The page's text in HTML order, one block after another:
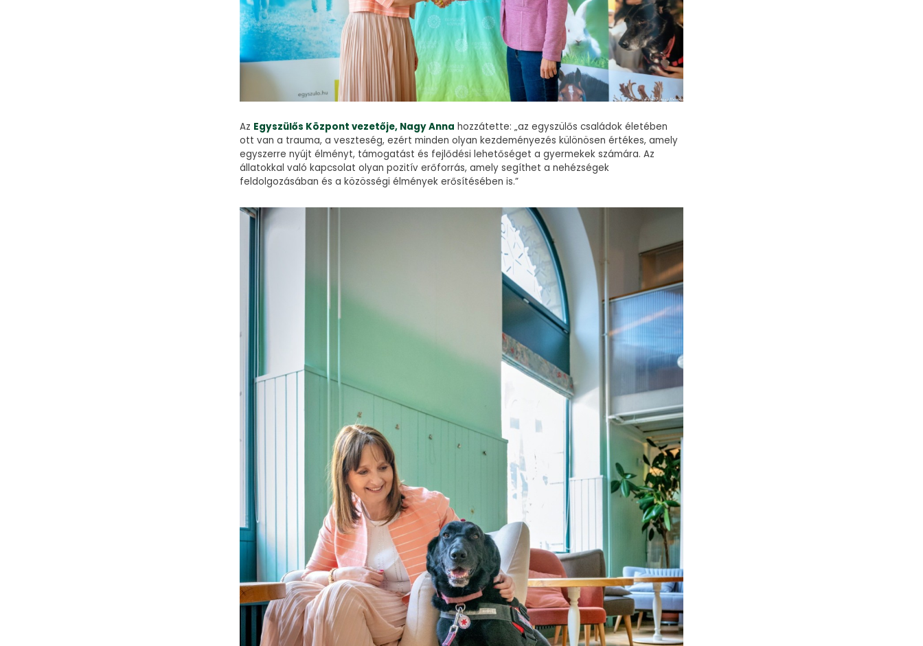
Az Egyszülős Központ vezetője, Nagy Anna hozzátette: „az egyszülős családok életében
ott van a trauma, a veszteség, ezért minden olyan kezdeményezés különösen értékes, amely
egyszerre nyújt élményt, támogatást és fejlődési lehetőséget a gyermekek számára. Az
állatokkal való kapcsolat olyan pozitív erőforrás, amely segíthet a nehézségek
feldolgozásában és a közösségi élmények erősítésében is.”